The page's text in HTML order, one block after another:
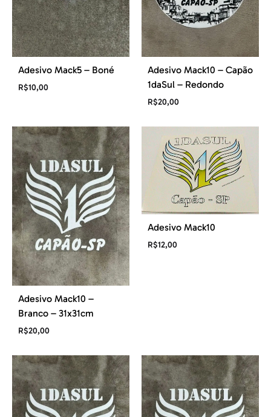
Adesivo Mack5 – Boné
R$10,00
Adesivo Mack10 – Capão
1daSul – Redondo
R$20,00
Adesivo Mack10 –
Branco – 31x31cm
R$20,00
Adesivo Mack10
R$12,00